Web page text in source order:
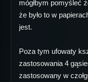
mógłbym pomyśleć
że było to w
jest.
Poza tym ufowaty
zastosowania 4
zastosowany w